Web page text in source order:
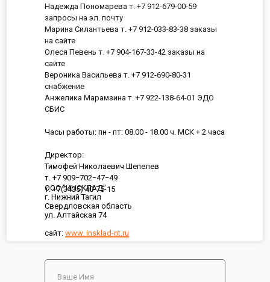
ООО "ИНСКЛАД"
г. Нижний Тагил
Свердловская область
ул. Алтайская 74
сайт: www. insklad-nt.ru
Надежда Пономарева т. +7 912-679-00-59
запросы на эл. почту
Марина Силантьева т. +7 912-033-83-38 заказы
на сайте
Олеся Певень т. +7 904-167-33-42 заказы на
сайте
Вероника Васильева т. +7 912-690-80-31
снабжение
Анжелика Марамзина т. +7 922-138-64-01 ЭДО
СБИС
Часы работы: пн - пт: 08.00 - 18.00 ч. МСК + 2 часа
Директор:
Тимофей Николаевич Шепелев
т. +7 909−702−47−49
т. +7(3435) 40-75-15